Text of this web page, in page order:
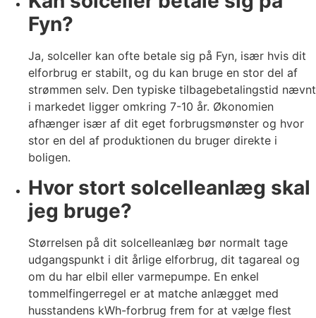
Fyn?
Ja, solceller kan ofte betale sig på Fyn, især hvis dit
elforbrug er stabilt, og du kan bruge en stor del af
strømmen selv. Den typiske tilbagebetalingstid nævnt
i markedet ligger omkring 7-10 år. Økonomien
afhænger især af dit eget forbrugsmønster og hvor
stor en del af produktionen du bruger direkte i
boligen.
Hvor stort solcelleanlæg skal
jeg bruge?
Størrelsen på dit solcelleanlæg bør normalt tage
udgangspunkt i dit årlige elforbrug, dit tagareal og
om du har elbil eller varmepumpe. En enkel
tommelfingerregel er at matche anlægget med
husstandens kWh-forbrug frem for at vælge flest